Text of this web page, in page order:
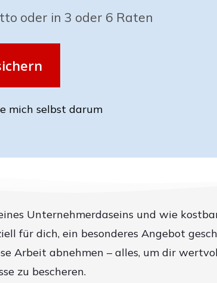
oder in 3 oder 6 Raten
mich selbst darum
Unternehmerdaseins und wie
für dich, ein besonderes Angebot
Arbeit abnehmen – alles, um dir
zu bescheren.